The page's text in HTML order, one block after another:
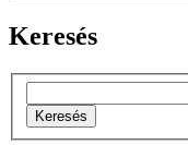
Keresés